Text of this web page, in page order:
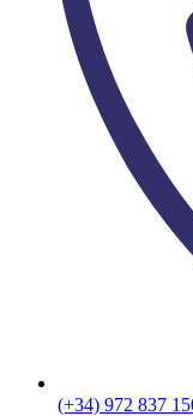
(+34) 972 837